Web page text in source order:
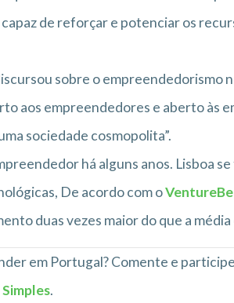
de reforçar e potenciar os
sobre o empreendedorismo
aos empreendedores e aberto às
sociedade cosmopolita”.
há alguns anos. Lisboa
De acordo com o
duas vezes maior do que a
em Portugal? Comente e
.